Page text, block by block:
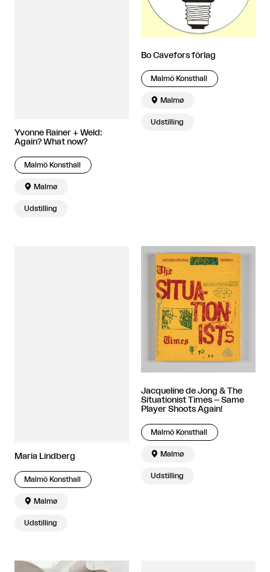
Yvonne Rainer + Weld:
Again? What now?
Malmö Konsthall
 Malmø
Udstilling
Bo Cavefors förlag
Malmö Konsthall
 Malmø
Udstilling
Maria Lindberg
Malmö Konsthall
 Malmø
Udstilling
Jacqueline de Jong & The
Situationist Times – Same
Player Shoots Again!
Malmö Konsthall
 Malmø
Udstilling